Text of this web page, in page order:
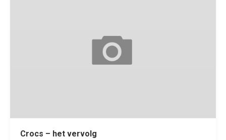
Crocs – het vervolg